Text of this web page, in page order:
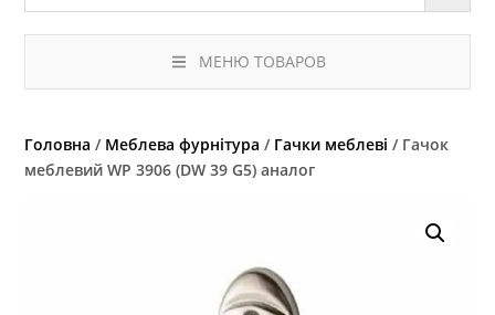
МЕНЮ ТОВАРОВ
Головна / Меблева фурнітура / Гачки меблеві / Гачок
меблевий WР 3906 (DW 39 G5) аналог